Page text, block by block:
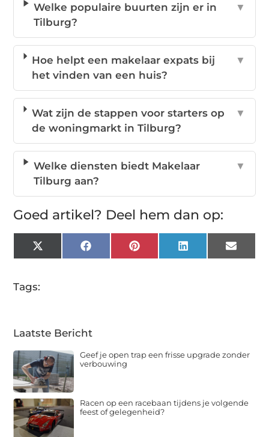
Welke populaire buurten zijn er in
Tilburg?
▼
Hoe helpt een makelaar expats bij
het vinden van een huis?
▼
Wat zijn de stappen voor starters op
de woningmarkt in Tilburg?
▼
Welke diensten biedt Makelaar
Tilburg aan?
▼
Goed artikel? Deel hem dan op:
X
(Twitter)
FacebookPinterestLinkedInEmail
Tags:
Laatste Bericht
Geef je open trap een frisse upgrade zonder
verbouwing
Racen op een racebaan tijdens je volgende
feest of gelegenheid?